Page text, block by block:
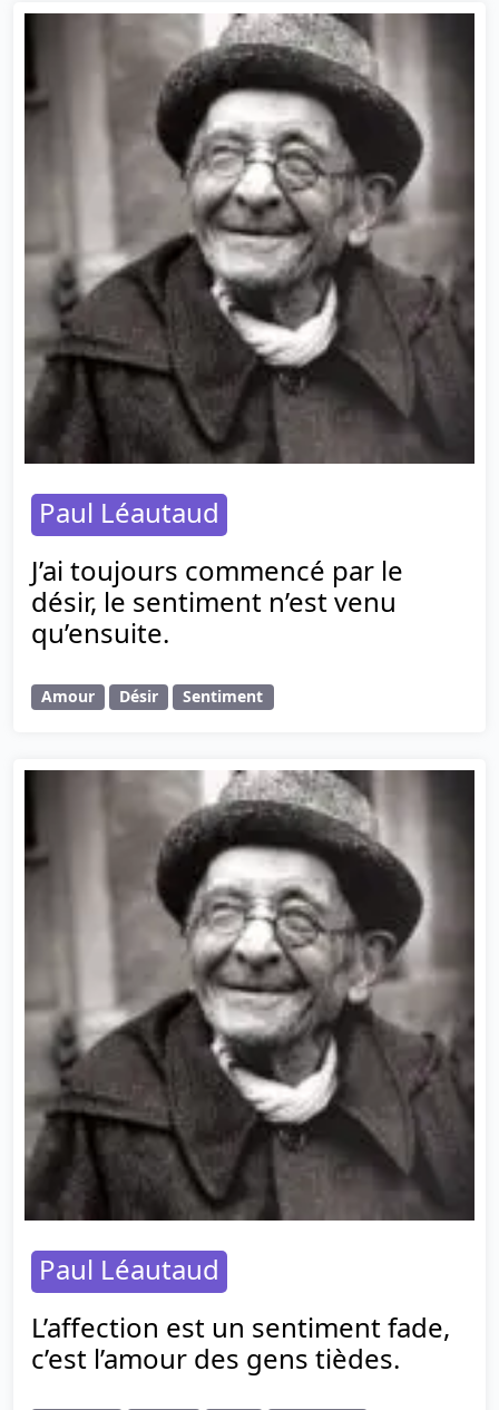
Paul Léautaud
J’ai toujours commencé par le
désir, le sentiment n’est venu
qu’ensuite.
Amour Désir Sentiment
Paul Léautaud
L’affection est un sentiment fade,
c’est l’amour des gens tièdes.